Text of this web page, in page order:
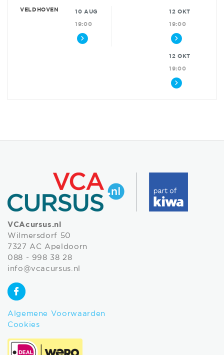
VELDHOVEN 10 AUG
19:00
12 OKT
19:00
12 OKT
19:00
VCAcursus.nl
Wilmersdorf 50
7327 AC Apeldoorn
088 - 998 38 28
info@vcacursus.nl
Algemene Voorwaarden
Cookies